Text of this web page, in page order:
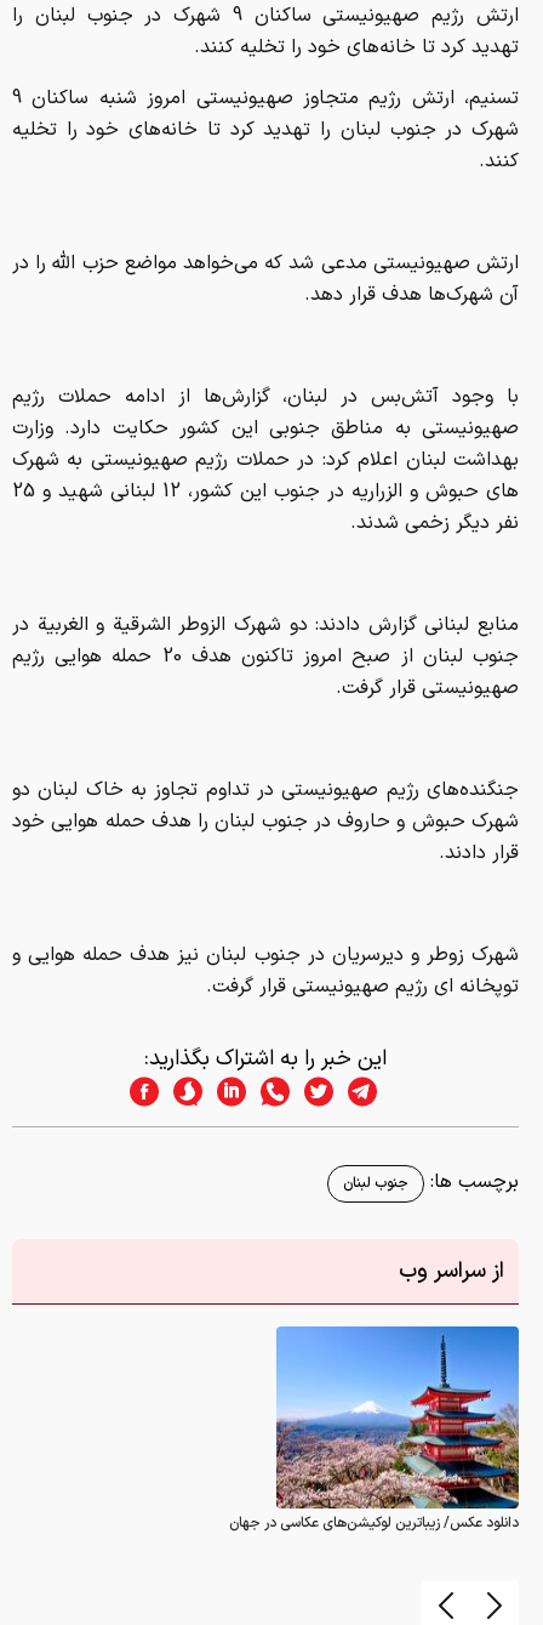
ارتش رژیم صهیونیستی ساکنان 9 شهرک در جنوب لبنان را
تهدید کرد تا خانه‌های خود را تخلیه کنند.
تسنیم، ارتش رژیم متجاوز صهیونیستی امروز شنبه ساکنان 9
شهرک در جنوب لبنان را تهدید کرد تا خانه‌های خود را تخلیه
کنند.
ارتش صهیونیستی مدعی شد که می‌خواهد مواضع حزب الله را در
آن شهرک‌ها هدف قرار دهد.
با وجود آتش‌بس در لبنان، گزارش‌ها از ادامه حملات رژیم
صهیونیستی به مناطق جنوبی این کشور حکایت دارد. وزارت
بهداشت لبنان اعلام کرد: در حملات رژیم صهیونیستی به شهرک
های حبوش و الزراریه در جنوب این کشور، 12 لبنانی شهید و 25
نفر دیگر زخمی شدند.
منابع لبنانی گزارش دادند: دو شهرک الزوطر الشرقیة و الغربیة در
جنوب لبنان از صبح امروز تاکنون هدف 20 حمله هوایی رژیم
صهیونیستی قرار گرفت.
جنگنده‌های رژیم صهیونیستی در تداوم تجاوز به خاک لبنان دو
شهرک حبوش و حاروف در جنوب لبنان را هدف حمله هوایی خود
قرار دادند.
شهرک زوطر و دیرسریان در جنوب لبنان نیز هدف حمله هوایی و
توپخانه ای رژیم صهیونیستی قرار گرفت.
این خبر را به اشتراک بگذارید:
برچسب ها: جنوب لبنان
از سراسر وب
دانلود عکس/ زیباترین لوکیشن‌های عکاسی در جهان